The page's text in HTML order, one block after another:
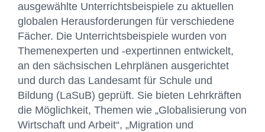
ausgewählte Unterrichtsbeispiele zu aktuellen
globalen Herausforderungen für verschiedene
Fächer. Die Unterrichtsbeispiele wurden von
Themenexperten und -expertinnen entwickelt,
an den sächsischen Lehrplänen ausgerichtet
und durch das Landesamt für Schule und
Bildung (LaSuB) geprüft. Sie bieten Lehrkräften
die Möglichkeit, Themen wie „Globalisierung von
Wirtschaft und Arbeit“, „Migration und